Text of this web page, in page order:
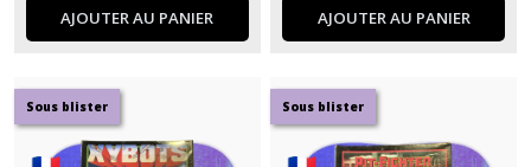
AJOUTER AU PANIER AJOUTER AU PANIER
Sous blister Sous blister